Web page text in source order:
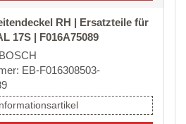
RH | Ersatzteile für
17S | F016A75089
EB-F016308503-